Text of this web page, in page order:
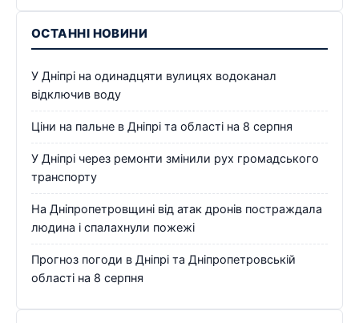
ОСТАННІ НОВИНИ
У Дніпрі на одинадцяти вулицях водоканал
відключив воду
Ціни на пальне в Дніпрі та області на 8 серпня
У Дніпрі через ремонти змінили рух громадського
транспорту
На Дніпропетровщині від атак дронів постраждала
людина і спалахнули пожежі
Прогноз погоди в Дніпрі та Дніпропетровській
області на 8 серпня